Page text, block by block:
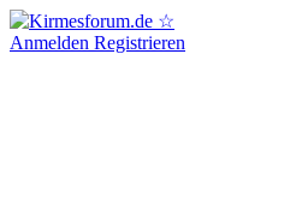
Anmelden Registrieren